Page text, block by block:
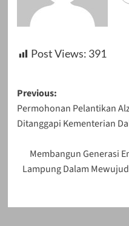
Post Views: 391
Post
navigation
Previous:
Permohonan Pelantikan
Ditanggapi Kementerian
Membangun Generasi
Lampung Dalam